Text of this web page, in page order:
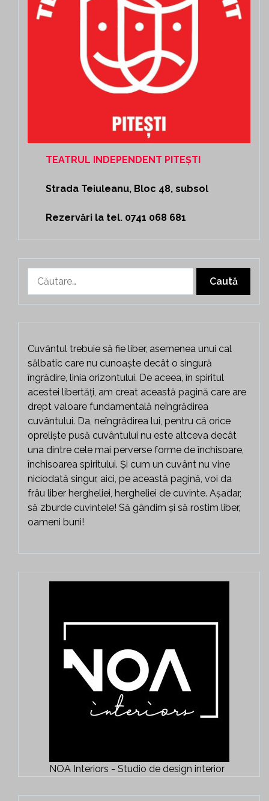
TEATRUL INDEPENDENT PITEȘTI
Strada Teiuleanu, Bloc 48, subsol
Rezervări la tel. 0741 068 681
după:
Cuvântul trebuie să fie liber, asemenea unui cal
sălbatic care nu cunoaște decât o singură
îngrădire, linia orizontului. De aceea, în spiritul
acestei libertăți, am creat această pagină care are
drept valoare fundamentală neîngrădirea
cuvântului. Da, neîngrădirea lui, pentru că orice
opreliște pusă cuvântului nu este altceva decât
una dintre cele mai perverse forme de închisoare,
închisoarea spiritului. Și cum un cuvânt nu vine
niciodată singur, aici, pe această pagină, voi da
frâu liber hergheliei, hergheliei de cuvinte. Așadar,
să zburde cuvintele! Să gândim și să rostim liber,
oameni buni!
NOA Interiors - Studio de design interior